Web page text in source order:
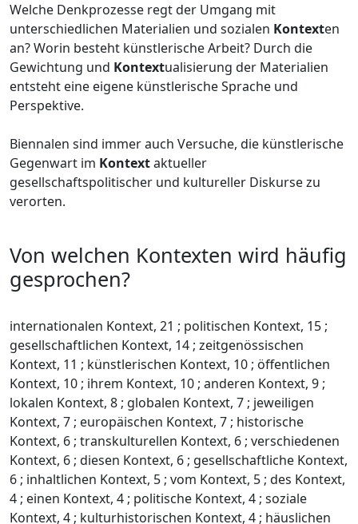
Welche Denkprozesse regt der Umgang mit
unterschiedlichen Materialien und sozialen Kontexten
an? Worin besteht künstlerische Arbeit? Durch die
Gewichtung und Kontextualisierung der Materialien
entsteht eine eigene künstlerische Sprache und
Perspektive.
Biennalen sind immer auch Versuche, die künstlerische
Gegenwart im Kontextaktueller
gesellschaftspolitischer und kultureller Diskurse zu
verorten.
Von welchen Kontexten wird häufig
gesprochen?
internationalen Kontext, 21 ; politischen Kontext, 15 ;
gesellschaftlichen Kontext, 14 ; zeitgenössischen
Kontext, 11 ; künstlerischen Kontext, 10 ; öffentlichen
Kontext, 10 ; ihrem Kontext, 10 ; anderen Kontext, 9 ;
lokalen Kontext, 8 ; globalen Kontext, 7 ; jeweiligen
Kontext, 7 ; europäischen Kontext, 7 ; historische
Kontext, 6 ; transkulturellen Kontext, 6 ; verschiedenen
Kontext, 6 ; diesen Kontext, 6 ; gesellschaftliche Kontext,
6 ; inhaltlichen Kontext, 5 ; vom Kontext, 5 ; des Kontext,
4 ; einen Kontext, 4 ; politische Kontext, 4 ; soziale
Kontext, 4 ; kulturhistorischen Kontext, 4 ; häuslichen